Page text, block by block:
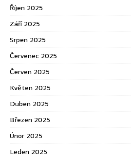
Říjen 2025
Září 2025
Srpen 2025
Červenec 2025
Červen 2025
Květen 2025
Duben 2025
Březen 2025
Únor 2025
Leden 2025